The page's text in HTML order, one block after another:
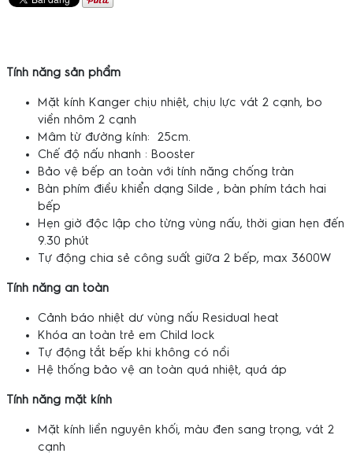
Tính năng sản phẩm
Mặt kính Kanger chịu nhiệt, chịu lực vát 2 cạnh, bo
viền nhôm 2 cạnh
Mâm từ đường kính: 25cm.
Chế độ nấu nhanh : Booster
Bảo vệ bếp an toàn với tính năng chống tràn
Bàn phím điều khiển dạng Silde , bàn phím tách hai
bếp
Hẹn giờ độc lập cho từng vùng nấu, thời gian hẹn đến
9.30 phút
Tự động chia sẻ công suất giữa 2 bếp, max 3600W
Tính năng an toàn
Cảnh báo nhiệt dư vùng nấu Residual heat
Khóa an toàn trẻ em Child lock
Tự động tắt bếp khi không có nồi
Hệ thống bảo vệ an toàn quá nhiệt, quá áp
Tính năng mặt kính
Mặt kính liền nguyên khối, màu đen sang trọng, vát 2
cạnh